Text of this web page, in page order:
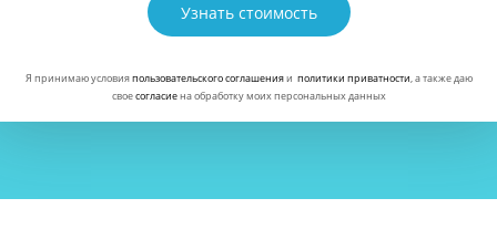
Узнать стоимость
Я принимаю условияпользовательского соглашенияи политики приватности, а также даю
своесогласиена обработку моих персональных данных